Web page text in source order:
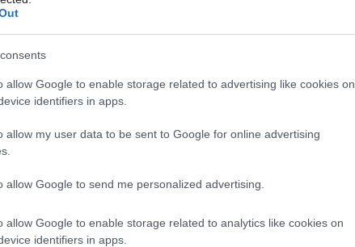
allow Google to enable storage related to advertising like cookies on
identifiers in apps.
allow my user data to be sent to Google for online advertising
allow Google to send me personalized advertising.
allow Google to enable storage related to analytics like cookies on
identifiers in apps.
a tiež k výnimočným veciam,
technológií a vybral aj nie úplne
toho pocestovaného po Európe a svete
i Holandsku sme zelených striech videli
pôvodne navrhol pre naše ploché
mu prišla zelená strecha ako stokrát